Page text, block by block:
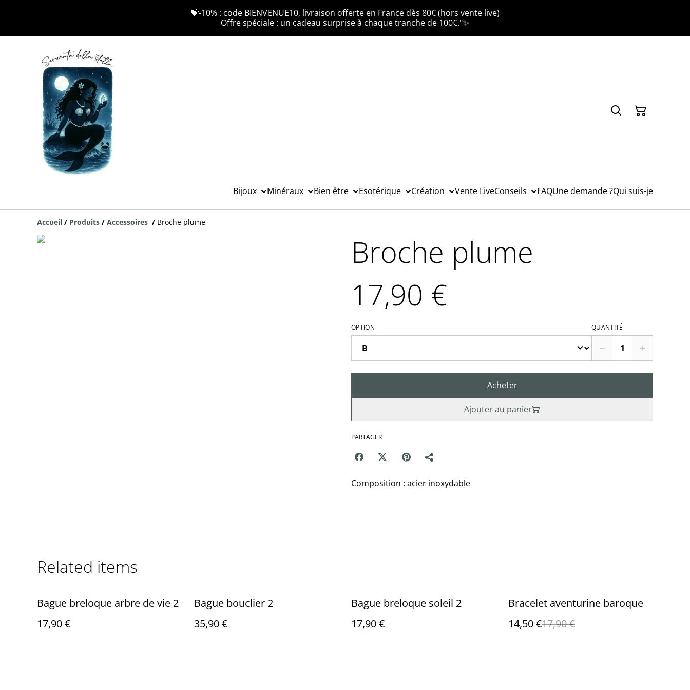
💝-10% : code BIENVENUE10, livraison offerte en France dès 80€ (hors vente live)
Offre spéciale : un cadeau surprise à chaque tranche de 100€."✨
Bijoux Minéraux Bien être Esotérique Création Vente LiveConseils FAQUne demande ?Qui suis-je
Accueil / Produits / Accessoires / Broche plume
Broche plume
17,90 €
OPTION QUANTITÉ
Acheter
Ajouter au panier
PARTAGER
Composition : acier inoxydable
Related items
Bague breloque arbre de vie 2
17,90 €
Bague bouclier 2
35,90 €
Bague breloque soleil 2
17,90 €
%
Bracelet aventurine baroque
14,50 €17,90 €